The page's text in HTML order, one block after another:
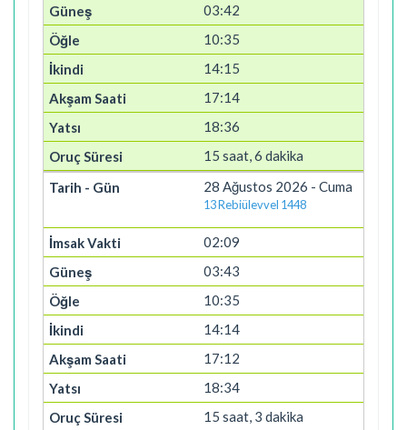
03:42
10:35
14:15
17:14
18:36
15 saat, 6 dakika
28 Ağustos 2026 - Cuma
13 Rebiülevvel 1448
02:09
03:43
10:35
14:14
17:12
18:34
15 saat, 3 dakika